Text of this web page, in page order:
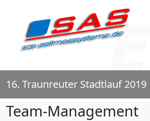
16. Traunreuter Stadtlauf 2019
Team-Management